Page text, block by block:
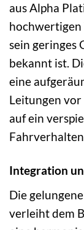
aus Alpha
hochwertigen
sein geringes
bekannt ist.
eine
Leitungen vor
auf ein
Integration
Die
verleiht dem